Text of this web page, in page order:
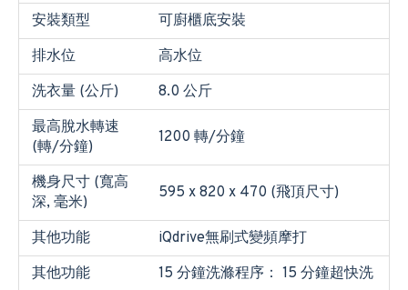
安裝類型
可廚櫃底安裝
排水位
高水位
洗衣量 (公斤)
8.0 公斤
最高脫水轉速
(轉/分鐘)
1200 轉/分鐘
機身尺寸 (寬高
深, 毫米)
595 x 820 x 470 (飛頂尺寸)
其他功能
iQdrive無刷式變頻摩打
其他功能
15 分鐘洗滌程序： 15 分鐘超快洗